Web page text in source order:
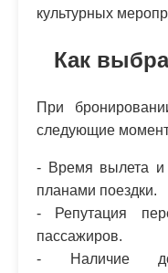
культурных
Как
При
следующие
- Время вылета и
планами поездки.
- Репутация
пассажиров.
- Наличие